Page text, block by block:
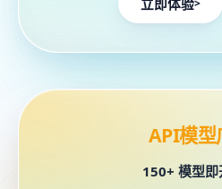
立即体验>
进入API模型广场详情
API模型
150+ 模型即